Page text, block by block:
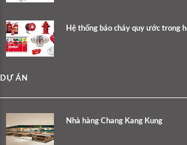
Hệ thống báo cháy quy ước trong
DỰ ÁN
Nhà hàng Chang Kang Kung